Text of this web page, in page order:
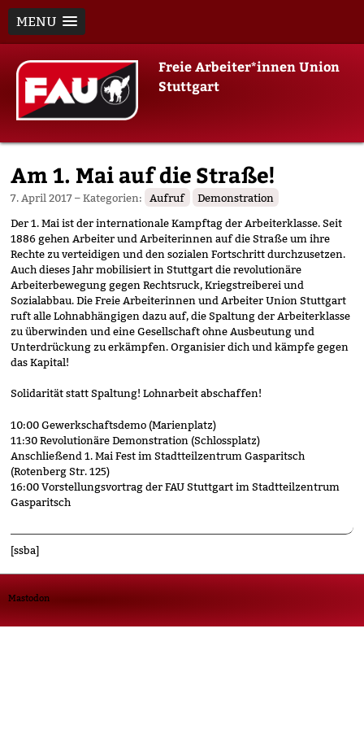
MENU
content
Freie Arbeiter*innen Union
Stuttgart
Am 1. Mai auf die Straße!
7. April 2017– Kategorien: Aufruf
Demonstration
Der 1. Mai ist der internationale Kampftag der Arbeiterklasse. Seit
1886 gehen Arbeiter und Arbeiterinnen auf die Straße um ihre
Rechte zu verteidigen und den sozialen Fortschritt durchzusetzen.
Auch dieses Jahr mobilisiert in Stuttgart die revolutionäre
Arbeiterbewegung gegen Rechtsruck, Kriegstreiberei und
Sozialabbau. Die Freie Arbeiterinnen und Arbeiter Union Stuttgart
ruft alle Lohnabhängigen dazu auf, die Spaltung der Arbeiterklasse
zu überwinden und eine Gesellschaft ohne Ausbeutung und
Unterdrückung zu erkämpfen. Organisier dich und kämpfe gegen
das Kapital!
Solidarität statt Spaltung! Lohnarbeit abschaffen!
10:00 Gewerkschaftsdemo (Marienplatz)
11:30 Revolutionäre Demonstration (Schlossplatz)
Anschließend 1. Mai Fest im Stadtteilzentrum Gasparitsch
(Rotenberg Str. 125)
16:00 Vorstellungsvortrag der FAU Stuttgart im Stadtteilzentrum
Gasparitsch
[ssba]
Mastodon